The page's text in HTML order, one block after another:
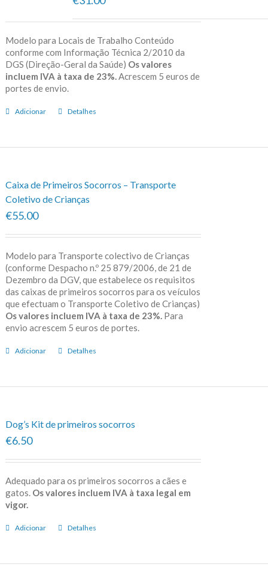
Modelo para Locais de Trabalho Conteúdo
conforme com Informação Técnica 2/2010 da
DGS (Direção-Geral da Saúde) Os valores
incluem IVA à taxa de 23%. Acrescem 5 euros de
portes de envio.
Adicionar Detalhes
Caixa de Primeiros Socorros – Transporte
Coletivo de Crianças
€55.00
Modelo para Transporte colectivo de Crianças
(conforme Despacho n.º 25 879/2006, de 21 de
Dezembro da DGV, que estabelece os requisitos
das caixas de primeiros socorros para os veículos
que efectuam o Transporte Coletivo de Crianças)
Os valores incluem IVA à taxa de 23%. Para
envio acrescem 5 euros de portes.
Adicionar Detalhes
Dog’s Kit de primeiros socorros
€6.50
Adequado para os primeiros socorros a cães e
gatos. Os valores incluem IVA à taxa legal em
vigor.
Adicionar Detalhes